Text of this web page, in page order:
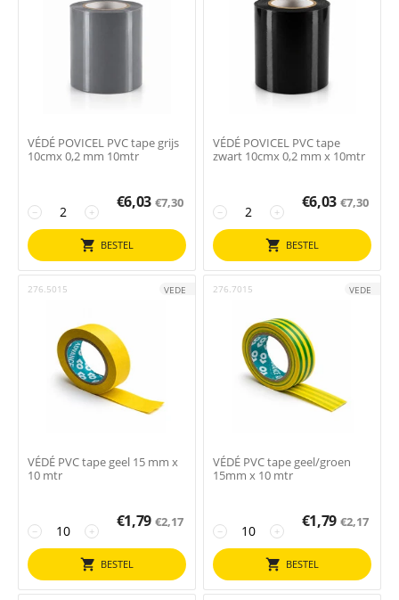
VÉDÉ POVICEL PVC tape grijs
10cmx 0,2 mm 10mtr
+
−
€6,03 €7,30
BESTEL
VÉDÉ POVICEL PVC tape
zwart 10cmx 0,2 mm x 10mtr
+
−
€6,03 €7,30
BESTEL
276.5015 VEDE
VÉDÉ PVC tape geel 15 mm x
10 mtr
+
−
€1,79 €2,17
BESTEL
276.7015 VEDE
VÉDÉ PVC tape geel/groen
15mm x 10 mtr
+
−
€1,79 €2,17
BESTEL